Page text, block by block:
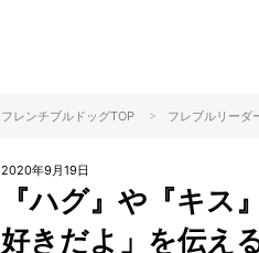
フレンチブルドッグTOP > フレブルリーダ
2020年9月19日
『ハグ』や『キ
好きだよ」を伝え